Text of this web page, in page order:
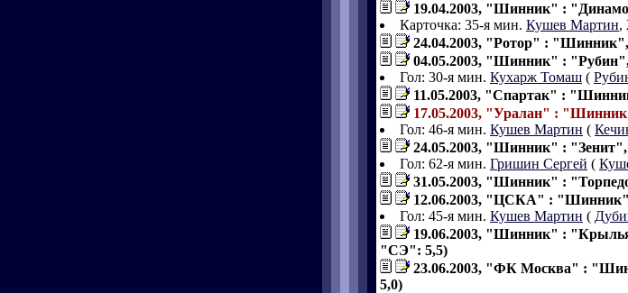
19.04.2003, "Шинник" :
Карточка: 35-я мин. Кушев Мартин,
24.04.2003, "Ротор" :
04.05.2003, "Шинник" :
Гол: 30-я мин. Кухарж Томаш (
11.05.2003, "Спартак" :
17.05.2003, "Уралан" :
Гол: 46-я мин. Кушев Мартин (
24.05.2003, "Шинник" :
Гол: 62-я мин. Гришин Сергей (
31.05.2003, "Шинник" :
12.06.2003, "ЦСКА" :
Гол: 45-я мин. Кушев Мартин (
19.06.2003, "Шинник" :
"СЭ": 5,5)
23.06.2003, "ФК Москва" :
5,0)